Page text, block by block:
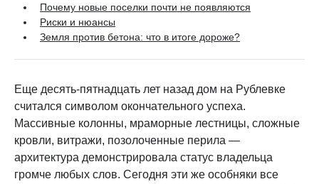
Почему новые поселки почти не появляются
Риски и нюансы
Земля против бетона: что в итоге дороже?
Еще десять-пятнадцать лет назад дом на Рублевке
считался символом окончательного успеха.
Массивные колонны, мраморные лестницы, сложные
кровли, витражи, позолоченные перила —
архитектура демонстрировала статус владельца
громче любых слов. Сегодня эти же особняки все